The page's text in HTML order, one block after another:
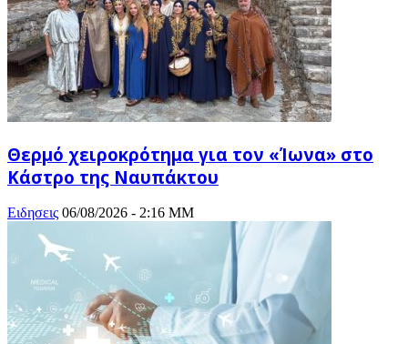
Θερμό χειροκρότημα για τον «Ίωνα» στο
Κάστρο της Ναυπάκτου
Ειδησεις 06/08/2026 - 2:16 ΜΜ